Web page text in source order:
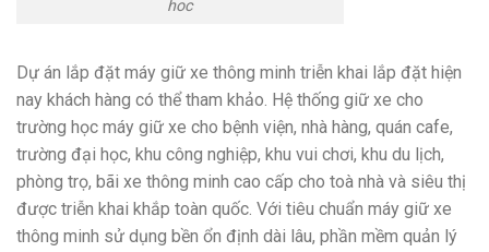
hoc
Dự án lắp đặt máy giữ xe thông minh triễn khai lắp đặt hiện
nay khách hàng có thể tham khảo. Hệ thống giữ xe cho
trường học máy giữ xe cho bệnh viện, nhà hàng, quán cafe,
trường đại học, khu công nghiệp, khu vui chơi, khu du lịch,
phòng trọ, bãi xe thông minh cao cấp cho toà nhà và siêu thị
được triễn khai khắp toàn quốc. Với tiêu chuẩn máy giữ xe
thông minh sử dụng bền ổn định dài lâu, phần mềm quản lý